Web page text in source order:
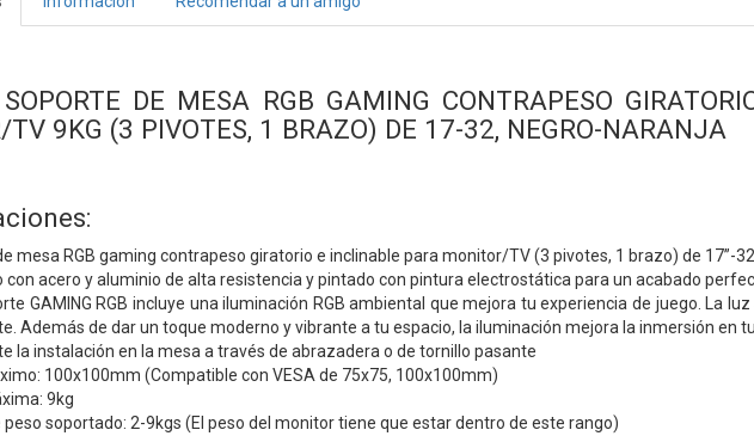
DE MESA RGB GAMING CONTRAPESO
TV 9KG (3 PIVOTES, 1 BRAZO) DE 17-32, NEGRO-NARANJA
mesa RGB gaming contrapeso giratorio e inclinable para monitor/TV (3 pivotes, 1 brazo) de 17”-
con acero y aluminio de alta resistencia y pintado con pintura electrostática para un acabado
GAMING RGB incluye una iluminación RGB ambiental que mejora tu experiencia de juego. La
Además de dar un toque moderno y vibrante a tu espacio, la iluminación mejora la inmersión en
la instalación en la mesa a través de abrazadera o de tornillo pasante
100x100mm (Compatible con VESA de 75x75, 100x100mm)
9kg
peso soportado: 2-9kgs (El peso del monitor tiene que estar dentro de este rango)